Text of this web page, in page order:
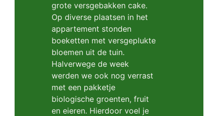
grote versgebakken cake.
Op diverse plaatsen in het
appartement stonden
boeketten met versgeplukte
bloemen uit de tuin.
Halverwege de week
werden we ook nog verrast
met een pakketje
biologische groenten, fruit
en eieren. Hierdoor voel je